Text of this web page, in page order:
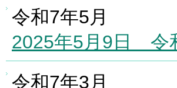
令和7年5月
2025年5月9日 令
令和7年3月